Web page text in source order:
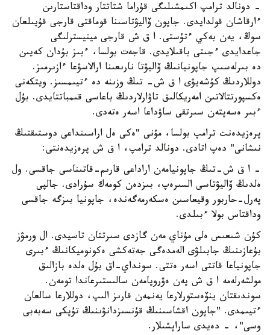
- دونالد ترامپ اكىمشىلىگى قۇراما شتاتتار وداقتاستارىن
ءارقاشان قولدايدى. جاپون ۆاليۋتاسىنا قوماقتى قارجى قۇيىلعان
سوڭ، يەن بەكي ءتۇستى. ا ق ش قارجى مينيسترلىگى
جاعدايدى ءجىتى باقىلايدى. قاجەت بولسا، ءبىز بۇدان كەيىن
دە بىرلەسىپ جاپونيانىڭ ۆاليۋتا نارىعىنا ارالاسۋعا ءازىرمىز.
دوللاردىڭ كۇشەيۋى ا ق ش- تىڭ وزىنە دە ءتيىمسىز. ويتكەنى
ەكسپورتتالاتىن امەريكالىق تاۋارلاردىڭ باعاسى قىمباتتايدى. بۇل
ءبىر ەسەپتەن سىرتقى ساۋداعا اسەر ەتەدى.
پرەزيدەنت ترامپ بولسا، مۇنى "ەكى ەل اراسىنداعى دوستىقتىڭ
نىشانى" دەپ اتادى. دونالد ترامپ، ا ق ش پرەزيدەنتى:
- ا ق ش-تىڭ جاپونيامەن اراداعى قارىم-قاتىناسى جاقسى. ول
ەلدىڭ ۆاليۋتاسى السىرەپ، بىزدەن كومەك سۇرادى. جالپى
پەرل-حاربور وقيعاسىن ەسكەرمەگەندە، جاپونيا بىزگە جاقسى
وداقتاس بولا ءبىلدى.
كۇن شىعىس ەلى مۇناي مەن گازدى سىرتتان تاسيدى. ال ورمۋز
بۇعازىنىڭ جابىلۋى الەمدەگى جەتەكشى ەكونوميكانىڭ ءبىرى
جاپونياعا قاتتى اسەر ەتتى. سونداي-اق بۇل ەلدە بازالىق
مولشەرلەمە ا ق ش پەن ەۋروپامەن سالىستىرعاندا تومەن.
سوندىقتان ينۆەستورلارعا يەنمەن قارىز الىپ، دوللارعا سالعان
ءتيىمدى. "جاپون اقشاسىنىڭ قۇنسىزدانۋىنىڭ تۇپكى سەبەبى
وسى"، - دەيدى ساراپشىلار.